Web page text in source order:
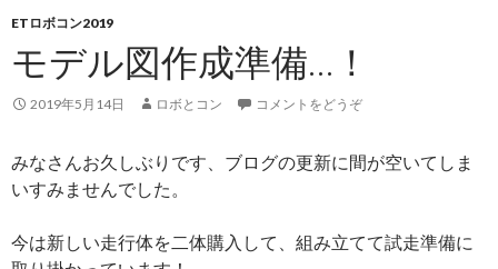
ETロボコン2019
モデル図作成準備…！
2019年5月14日 ロボとコン コメントをどうぞ
みなさんお久しぶりです、ブログの更新に間が空いてしま
いすみませんでした。
今は新しい走行体を二体購入して、組み立てて試走準備に